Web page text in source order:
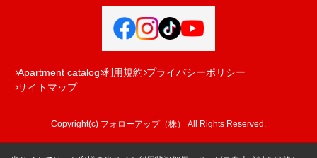
Apartment catalog 利用規約 プライバシーポリシー
サイトマップ
Copyright(c) フォローアップ（株） All Rights Reserved.